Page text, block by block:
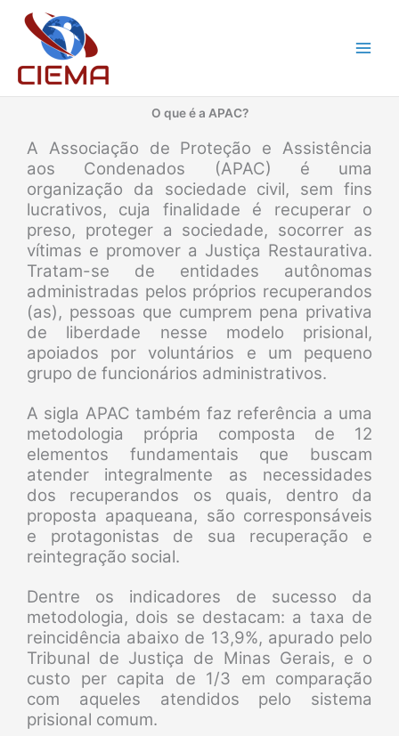
para
conteúdo
O que é a APAC?
A Associação de Proteção e Assistência
aos Condenados (APAC) é uma
organização da sociedade civil, sem fins
lucrativos, cuja finalidade é recuperar o
preso, proteger a sociedade, socorrer as
vítimas e promover a Justiça Restaurativa.
Tratam-se de entidades autônomas
administradas pelos próprios recuperandos
(as), pessoas que cumprem pena privativa
de liberdade nesse modelo prisional,
apoiados por voluntários e um pequeno
grupo de funcionários administrativos.
A sigla APAC também faz referência a uma
metodologia própria composta de 12
elementos fundamentais que buscam
atender integralmente as necessidades
dos recuperandos os quais, dentro da
proposta apaqueana, são corresponsáveis
e protagonistas de sua recuperação e
reintegração social.
Dentre os indicadores de sucesso da
metodologia, dois se destacam: a taxa de
reincidência abaixo de 13,9%, apurado pelo
Tribunal de Justiça de Minas Gerais, e o
custo per capita de 1/3 em comparação
com aqueles atendidos pelo sistema
prisional comum.